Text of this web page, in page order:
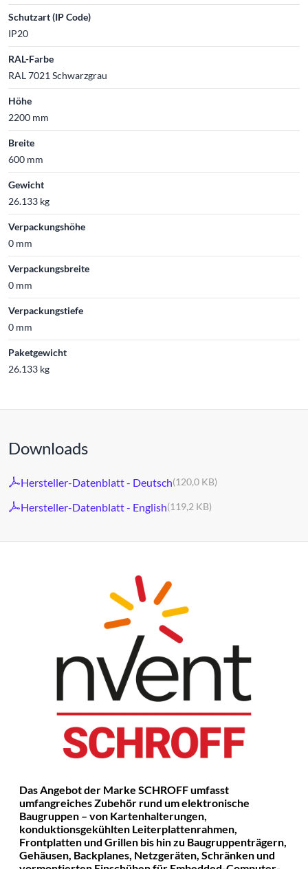
Schutzart (IP Code)
IP20
RAL-Farbe
RAL 7021 Schwarzgrau
Höhe
2200 mm
Breite
600 mm
Gewicht
26.133 kg
Verpackungshöhe
0 mm
Verpackungsbreite
0 mm
Verpackungstiefe
0 mm
Paketgewicht
26.133 kg
Downloads
Hersteller-Datenblatt - Deutsch(120,0 KB)
Hersteller-Datenblatt - English(119,2 KB)
Das Angebot der Marke SCHROFF umfasst
umfangreiches Zubehör rund um elektronische
Baugruppen – von Kartenhalterungen,
konduktionsgekühlten Leiterplattenrahmen,
Frontplatten und Grillen bis hin zu Baugruppenträgern,
Gehäusen, Backplanes, Netzgeräten, Schränken und